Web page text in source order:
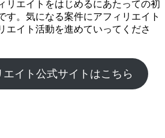
リエイトをはじめるにあたっての初
す。気になる案件にアフィリエイト
エイト活動を進めていってくださ
エイト公式サイトはこちら